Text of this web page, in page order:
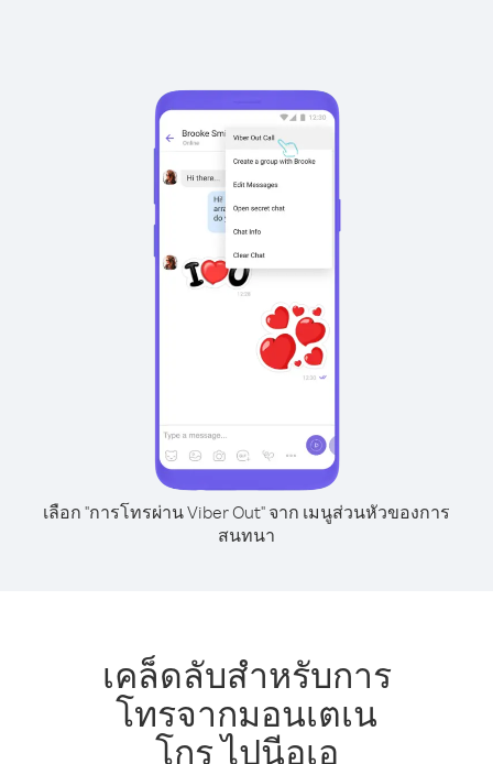
เลือก "การโทรผ่าน Viber Out" จาก เมนูส่วนหัวของการ
สนทนา
เคล็ดลับสำหรับการ
โทรจากมอนเตเน
โกร ไปนีอูเอ